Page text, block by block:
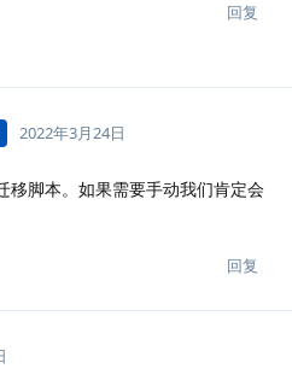
回复
2022年3月24日
移脚本。如果需要手动我们肯定会
回复